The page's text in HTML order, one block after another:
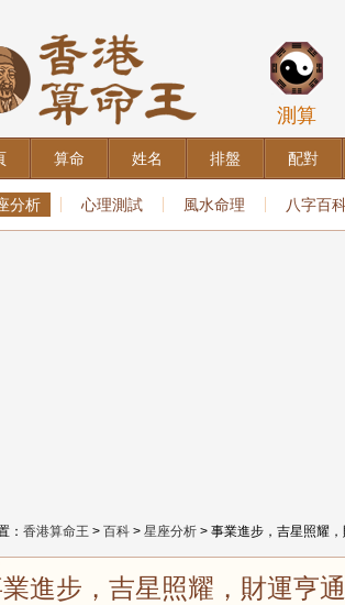
測算
算命 姓名 排盤 配對
分析 心理測試 風水命理 八字百
： 香港算命王 > 百科 > 星座分析 > 事業進步，吉星照耀
業進步，吉星照耀，財運亨